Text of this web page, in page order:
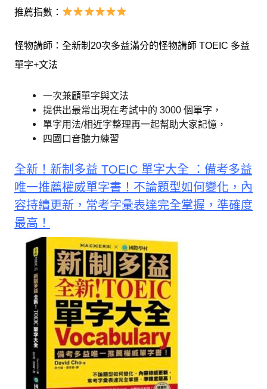
推薦指數：
怪物講師：全新制20次多益滿分的怪物講師 TOEIC 多益
單字+文法
一次兼顧單字與文法
提供出最常出現在考試中的 3000 個單字，
單字用法/相近字整理再一起幫助大家記憶，
四國口音聽力練習
全新！新制多益 TOEIC 單字大全 ：備考多益
唯一推薦權威單字書！不論題型如何變化，內
容持續更新，常考字彙表達完全掌握，準確度
最高！